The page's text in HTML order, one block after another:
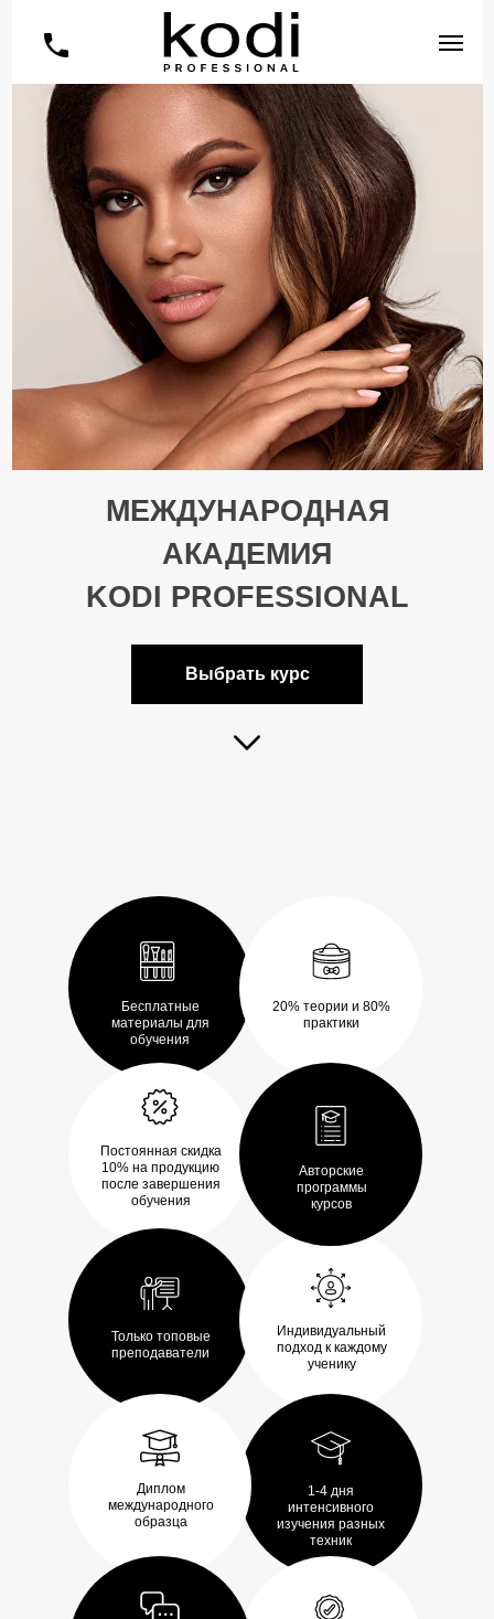
Выбрать курс
МЕЖДУНАРОДНАЯ
АКАДЕМИЯ
KODI PROFESSIONAL
Бесплатные
материалы для
обучения
20% теории и 80%
практики
Только топовые
преподаватели
1-4 дня
интенсивного
изучения разных
техник
Авторские
программы
курсов
Диплом
международного
образца
Постоянная скидка
10% на продукцию
после завершения
обучения
Индивидуальный
подход к каждому
ученику